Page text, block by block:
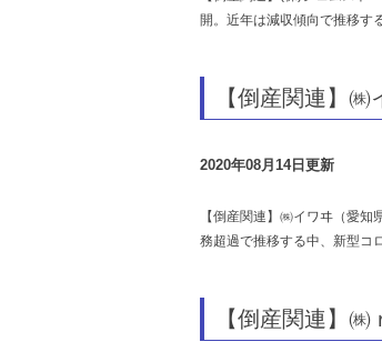
開。近年は減収傾向で推移す
【倒産関連】㈱
2020年08月14日更新
【倒産関連】㈱イワヰ（愛
務超過で推移する中、新型コ
【倒産関連】㈱